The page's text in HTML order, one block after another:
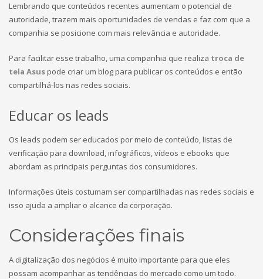
Lembrando que conteúdos recentes aumentam o potencial de
autoridade, trazem mais oportunidades de vendas e faz com que a
companhia se posicione com mais relevância e autoridade.
Para facilitar esse trabalho, uma companhia que realiza troca de
tela Asuspode criar um blog para publicar os conteúdos e então
compartilhá-los nas redes sociais.
Educar os leads
Os leads podem ser educados por meio de conteúdo, listas de
verificação para download, infográficos, vídeos e ebooks que
abordam as principais perguntas dos consumidores.
Informações úteis costumam ser compartilhadas nas redes sociais e
isso ajuda a ampliar o alcance da corporação.
Considerações finais
A digitalização dos negócios é muito importante para que eles
possam acompanhar as tendências do mercado como um todo.